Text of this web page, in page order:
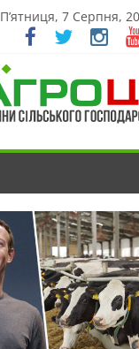
П’ятниця, 7 Серпня,